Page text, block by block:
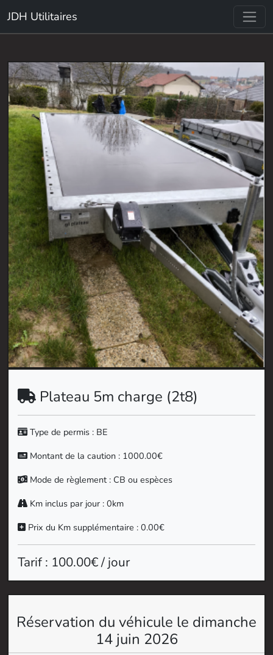
JDH Utilitaires
Plateau 5m charge (2t8)
Type de permis : BE
Montant de la caution : 1000.00€
Mode de règlement : CB ou espèces
Km inclus par jour : 0km
Prix du Km supplémentaire : 0.00€
Tarif : 100.00€ / jour
Réservation du véhicule le dimanche
14 juin 2026